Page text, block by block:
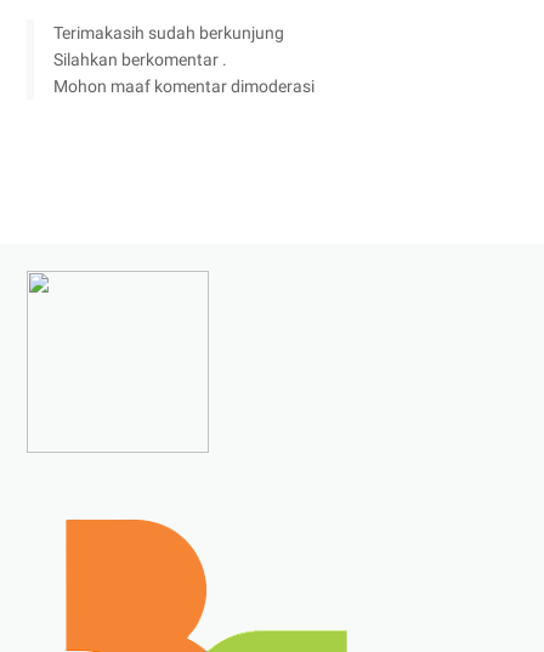
Terimakasih sudah berkunjung
Silahkan berkomentar .
Mohon maaf komentar dimoderasi